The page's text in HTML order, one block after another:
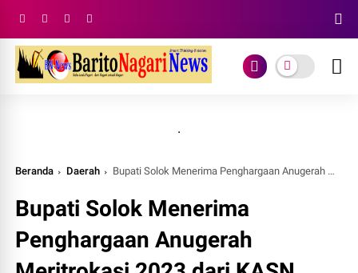
.
Beranda Daerah Bupati Solok Menerima Penghargaan Anugerah Meritrokasi 2023 dari KASN
Bupati Solok Menerima
Penghargaan Anugerah